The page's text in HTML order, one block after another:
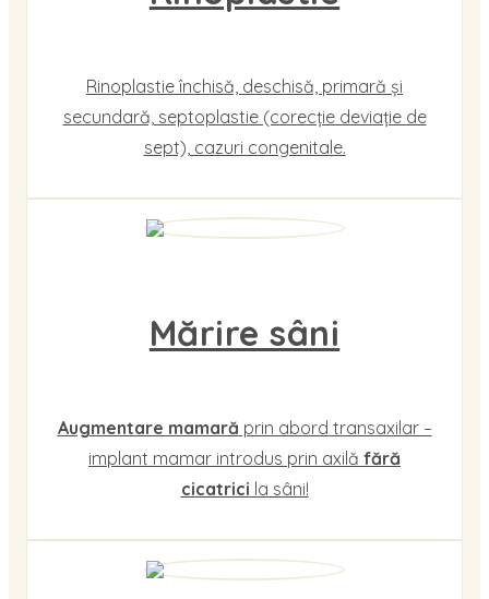
Rinoplastie închisă, deschisă, primară și
secundară, septoplastie (corecție deviație de
sept), cazuri congenitale.
Mărire sâni
Augmentare mamară prin abord transaxilar –
implant mamar introdus prin axilă fără
cicatrici la sâni!